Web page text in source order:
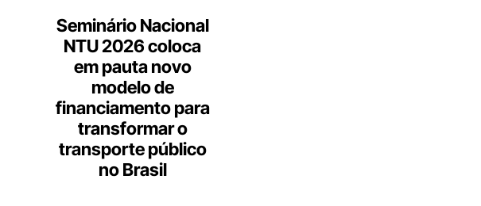
Seminário Nacional
NTU 2026 coloca
em pauta novo
modelo de
financiamento para
transformar o
transporte público
no Brasil